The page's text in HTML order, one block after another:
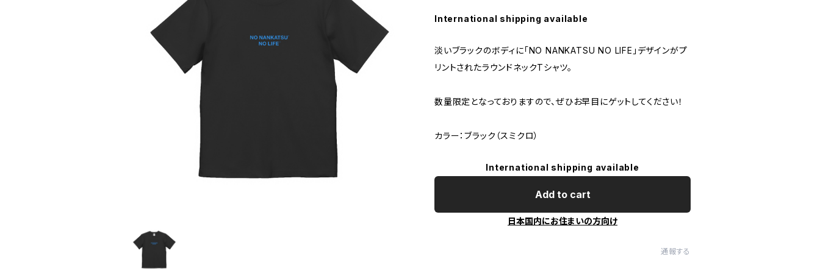
International shipping available
淡いブラックのボディに「NO NANKATSU NO LIFE」デザインがプ
リントされたラウンドネックTシャツ。
数量限定となっておりますので、ぜひお早目にゲットしてください！
カラー：ブラック（スミクロ）
International shipping available
Add to cart
日本国内にお住まいの方向け
通報する